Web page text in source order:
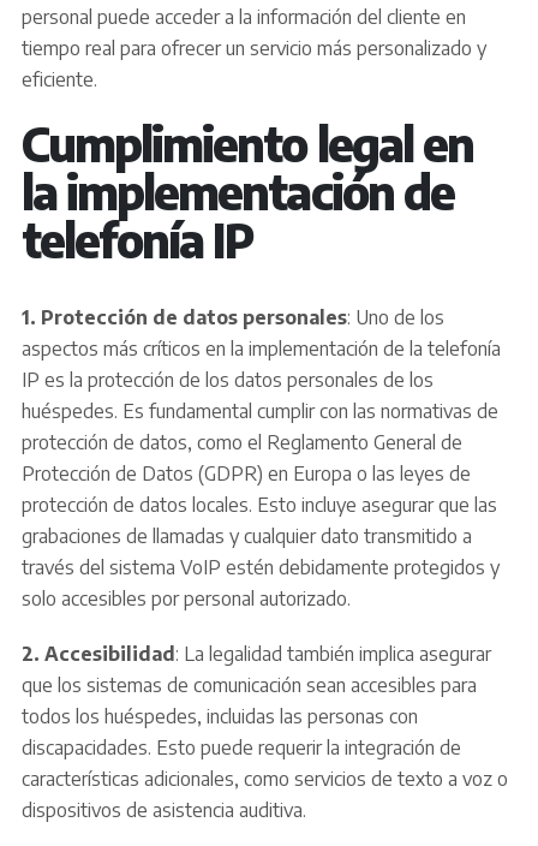
personal puede acceder a la información del cliente en
tiempo real para ofrecer un servicio más personalizado y
eficiente.
Cumplimiento legal en
la implementación de
telefonía IP
1. Protección de datos personales: Uno de los
aspectos más críticos en la implementación de la telefonía
IP es la protección de los datos personales de los
huéspedes. Es fundamental cumplir con las normativas de
protección de datos, como el Reglamento General de
Protección de Datos (GDPR) en Europa o las leyes de
protección de datos locales. Esto incluye asegurar que las
grabaciones de llamadas y cualquier dato transmitido a
través del sistema VoIP estén debidamente protegidos y
solo accesibles por personal autorizado.
2. Accesibilidad : La legalidad también implica asegurar
que los sistemas de comunicación sean accesibles para
todos los huéspedes, incluidas las personas con
discapacidades. Esto puede requerir la integración de
características adicionales, como servicios de texto a voz o
dispositivos de asistencia auditiva.